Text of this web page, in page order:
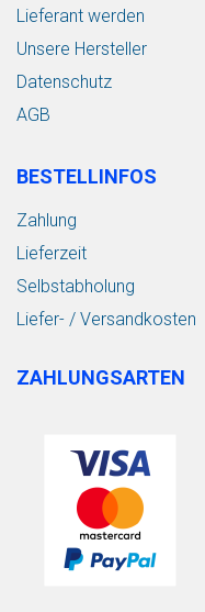
Lieferant werden
Unsere Hersteller
Datenschutz
AGB
BESTELLINFOS
Zahlung
Lieferzeit
Selbstabholung
Liefer- / Versandkosten
ZAHLUNGSARTEN